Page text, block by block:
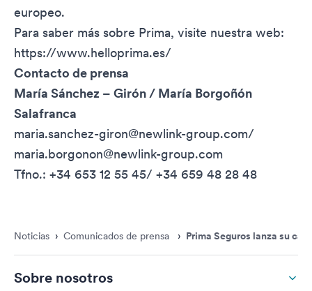
europeo.
Para saber más sobre Prima, visite nuestra web:
https://www.helloprima.es/
Contacto de prensa
María Sánchez – Girón / María Borgoñón
Salafranca
maria.sanchez-giron@newlink-group.com/
maria.borgonon@newlink-group.com
Tfno.: +34 653 12 55 45/ +34 659 48 28 48
Noticias › Comunicados de prensa › Prima Seguros lanza su
Sobre nosotros